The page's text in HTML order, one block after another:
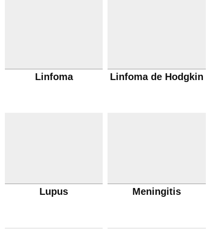
Linfoma Linfoma de Hodgkin
Lupus Meningitis